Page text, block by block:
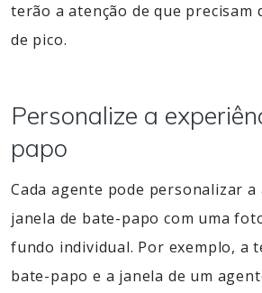
terão a atenção de que precisam
de pico.
Personalize a
papo
Cada agente pode personalizar a
janela de bate-papo com uma
fundo individual. Por exemplo, a
bate-papo e a janela de um